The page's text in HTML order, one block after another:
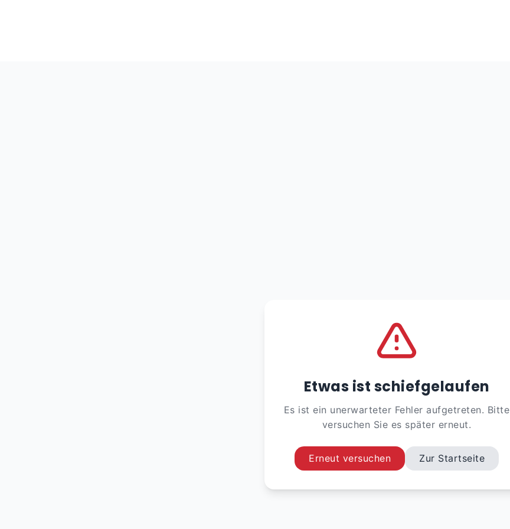
Etwas ist schiefgelaufen
Es ist ein unerwarteter Fehler aufgetreten. Bitte
versuchen Sie es später erneut.
Erneut versuchen Zur Startseite